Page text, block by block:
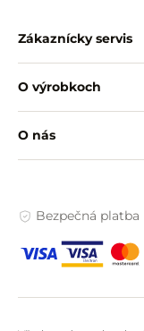
Zákaznícky servis
O výrobkoch
O nás
Bezpečná platba